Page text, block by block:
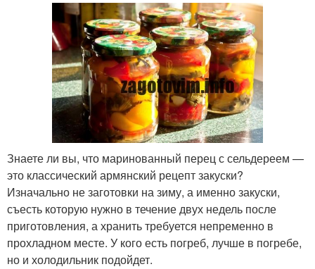
Знаете ли вы, что маринованный перец с сельдереем —
это классический армянский рецепт закуски?
Изначально не заготовки на зиму, а именно закуски,
съесть которую нужно в течение двух недель после
приготовления, а хранить требуется непременно в
прохладном месте. У кого есть погреб, лучше в погребе,
но и холодильник подойдет.